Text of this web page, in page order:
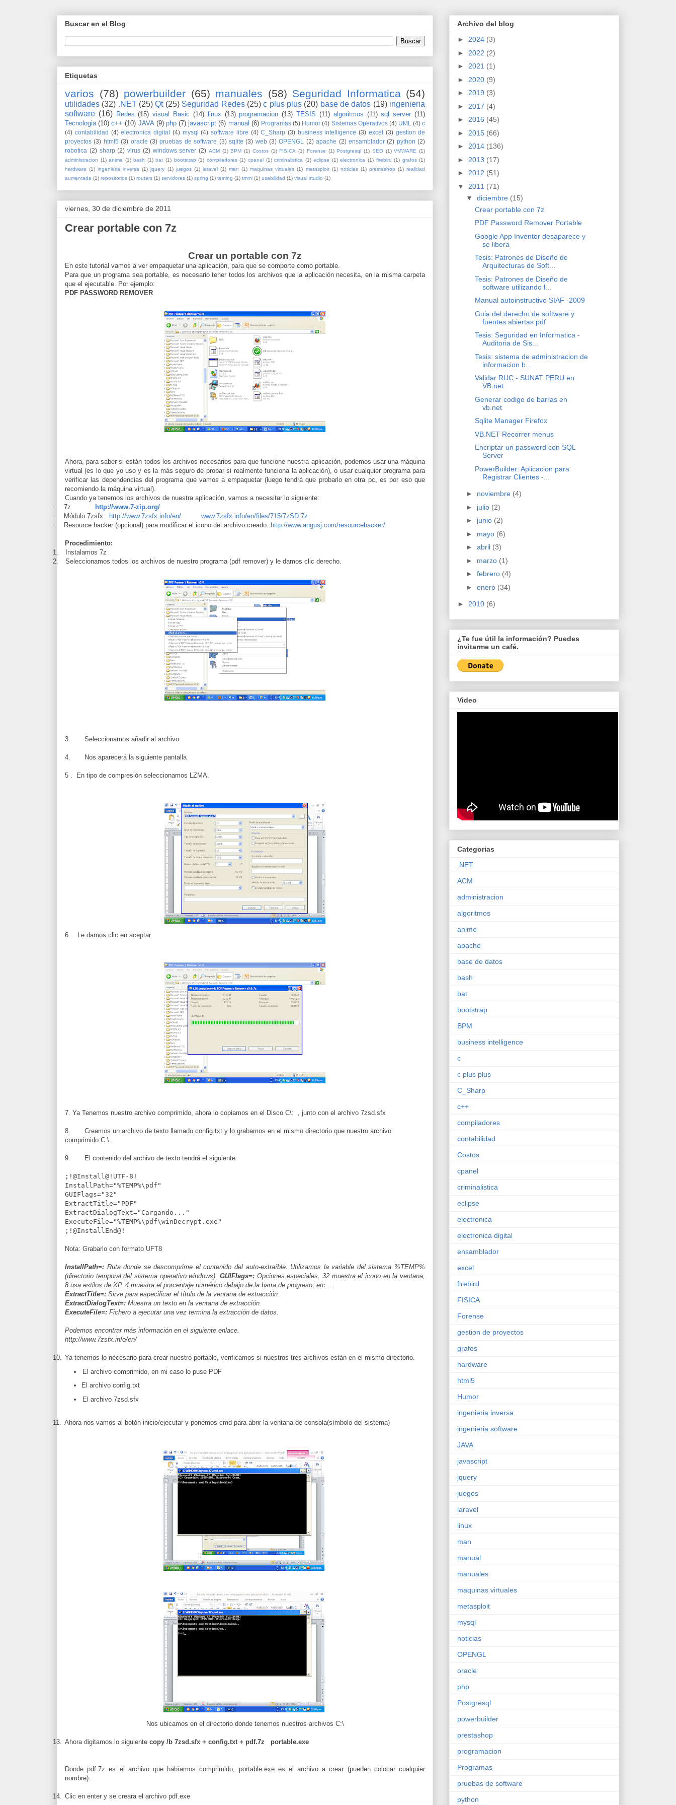
Buscar en el Blog
Etiquetas
varios (78) powerbuilder (65) manuales (58) Seguridad Informatica (54)
utilidades (32) .NET (25) Qt (25) Seguridad Redes (25) c plus plus (20) base de datos (19) ingenieria
software (16) Redes (15) visual Basic (14) linux (13) programacion (13) TESIS (11) algoritmos (11) sql server (11)
Tecnologia (10) c++ (10) JAVA (9) php (7) javascript (6) manual (6) Programas (5) Humor (4) Sistemas Operativos (4) UML (4) c
(4) contabilidad (4) electronica digital (4) mysql (4) software libre (4) C_Sharp (3) business intelligence (3) excel (3) gestion de
proyectos (3) html5 (3) oracle (3) pruebas de software (3) sqlite (3) web (3) OPENGL (2) apache (2) ensamblador (2) python (2)
robotica (2) sharp (2) virus (2) windows server (2) ACM (1) BPM (1) Costos (1) FISICA (1) Forense (1) Postgresql (1) SEO (1) VMWARE (1)
administracion (1) anime (1) bash (1) bat (1) bootstrap (1) compiladores (1) cpanel (1) criminalistica (1) eclipse (1) electronica (1) firebird (1) grafos (1)
hardware (1) ingenieria inversa (1) jquery (1) juegos (1) laravel (1) man (1) maquinas virtuales (1) metasploit (1) noticias (1) prestashop (1) realidad
aumentada (1) repositorios (1) routers (1) servidores (1) spring (1) testing (1) tmmi (1) usabilidad (1) visual studio (1)
viernes, 30 de diciembre de 2011
Crear portable con 7z
Crear un portable con 7z
En este tutorial vamos a ver empaquetar una aplicación, para que se comporte como portable.
Para que un programa sea portable, es necesario tener todos los archivos que la aplicación necesita, en la misma carpeta
que el ejecutable. Por ejemplo:
PDF PASSWORD REMOVER
Ahora, para saber si están todos los archivos necesarios para que funcione nuestra aplicación, podemos usar una máquina
virtual (es lo que yo uso y es la más seguro de probar si realmente funciona la aplicación), o usar cualquier programa para
verificar las dependencias del programa que vamos a empaquetar (luego tendrá que probarlo en otra pc, es por eso que
recomiendo la máquina virtual).
Cuando ya tenemos los archivos de nuestra aplicación, vamos a necesitar lo siguiente:
·
7z
http://www.7-zip.org/
·
Módulo 7zsfx http://www.7zsfx.info/en/
www.7zsfx.info/en/files/715/7zSD.7z
·
Resource hacker (opcional) para modificar el icono del archivo creado. http://www.angusj.com/resourcehacker/
Procedimiento:
1.
Instalamos 7z
2.
Seleccionamos todos los archivos de nuestro programa (pdf remover) y le damos clic derecho.
3. Seleccionamos añadir al archivo
4. Nos aparecerá la siguiente pantalla
5 . En tipo de compresión seleccionamos LZMA.
6. Le damos clic en aceptar
7. Ya Tenemos nuestro archivo comprimido, ahora lo copiamos en el Disco C\: , junto con el archivo 7zsd.sfx
8. Creamos un archivo de texto llamado config.txt y lo grabamos en el mismo directorio que nuestro archivo
comprimido C:\.
9. El contenido del archivo de texto tendrá el siguiente:
;!@Install@!UTF-8!
InstallPath="%TEMP%\pdf"
GUIFlags="32"
ExtractTitle="PDF"
ExtractDialogText="Cargando..."
ExecuteFile="%TEMP%\pdf\winDecrypt.exe"
;!@InstallEnd@!
Nota: Grabarlo con formato UFT8
InstallPath=: Ruta donde se descomprime el contenido del auto-extraíble. Utilizamos la variable del sistema %TEMP%
(directorio temporal del sistema operativo windows). GUIFlags=: Opciones especiales. 32 muestra el icono en la ventana,
8 usa estilos de XP, 4 muestra el porcentaje numérico debajo de la barra de progreso, etc...
ExtractTitle=: Sirve para especificar el título de la ventana de extracción.
ExtractDialogText=: Muestra un texto en la ventana de extracción.
ExecuteFile=: Fichero a ejecutar una vez termina la extracción de datos.
Podemos encontrar más información en el siguiente enlace.
http://www.7zsfx.info/en/
10.
Ya tenemos lo necesario para crear nuestro portable, verificamos si nuestros tres archivos están en el mismo directorio.
El archivo comprimido, en mi caso lo puse PDF
El archivo config.txt
El archivo 7zsd.sfx
11. Ahora nos vamos al botón inicio/ejecutar y ponemos cmd para abrir la ventana de consola(símbolo del sistema)
Nos ubicamos en el directorio donde tenemos nuestros archivos C:\
13. Ahora digitamos lo siguiente copy /b 7zsd.sfx + config.txt + pdf.7z portable.exe
Donde pdf.7z es el archivo que habíamos comprimido, portable.exe es el archivo a crear (pueden colocar cualquier
nombre).
14. Clic en enter y se creara el archivo pdf.exe
Archivo del blog
► 2024 (3)
► 2022 (2)
► 2021 (1)
► 2020 (9)
► 2019 (3)
► 2017 (4)
► 2016 (45)
► 2015 (66)
► 2014 (136)
► 2013 (17)
► 2012 (51)
▼ 2011 (71)
▼ diciembre (15)
Crear portable con 7z
PDF Password Remover Portable
Google App Inventor desaparece y
se libera
Tesis: Patrones de Diseño de
Arquitecturas de Soft...
Tesis: Patrones de Diseño de
software utilizando l...
Manual autoinstructivo SIAF -2009
Guia del derecho de software y
fuentes abiertas pdf
Tesis: Seguridad en Informatica -
Auditoria de Sis...
Tesis: sistema de administracion de
informacion b...
Validar RUC - SUNAT PERU en
VB.net
Generar codigo de barras en
vb.net
Sqlite Manager Firefox
VB.NET Recorrer menus
Encriptar un password con SQL
Server
PowerBuilder: Aplicacion para
Registrar Clientes -...
► noviembre (4)
► julio (2)
► junio (2)
► mayo (6)
► abril (3)
► marzo (1)
► febrero (4)
► enero (34)
► 2010 (6)
¿Te fue útil la información? Puedes
invitarme un café.
Video
Categorias
.NET
ACM
administracion
algoritmos
anime
apache
base de datos
bash
bat
bootstrap
BPM
business intelligence
c
c plus plus
C_Sharp
c++
compiladores
contabilidad
Costos
cpanel
criminalistica
eclipse
electronica
electronica digital
ensamblador
excel
firebird
FISICA
Forense
gestion de proyectos
grafos
hardware
html5
Humor
ingenieria inversa
ingenieria software
JAVA
javascript
jquery
juegos
laravel
linux
man
manual
manuales
maquinas virtuales
metasploit
mysql
noticias
OPENGL
oracle
php
Postgresql
powerbuilder
prestashop
programacion
Programas
pruebas de software
python